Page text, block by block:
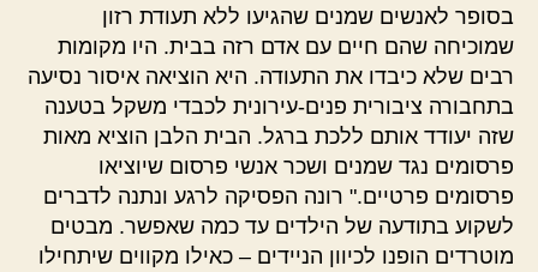
בסופר לאנשים שמנים שהגיעו ללא תעודת רזון
שמוכיחה שהם חיים עם אדם רזה בבית. היו מקומות
רבים שלא כיבדו את התעודה. היא הוציאה איסור נסיעה
בתחבורה ציבורית פנים-עירונית לכבדי משקל בטענה
שזה יעודד אותם ללכת ברגל. הבית הלבן הוציא מאות
פרסומים נגד שמנים ושכר אנשי פרסום שיוציאו
פרסומים פרטיים." רונה הפסיקה לרגע ונתנה לדברים
לשקוע בתודעה של הילדים עד כמה שאפשר. מבטים
מוטרדים הופנו לכיוון הניידים – כאילו מקווים שיתחילו